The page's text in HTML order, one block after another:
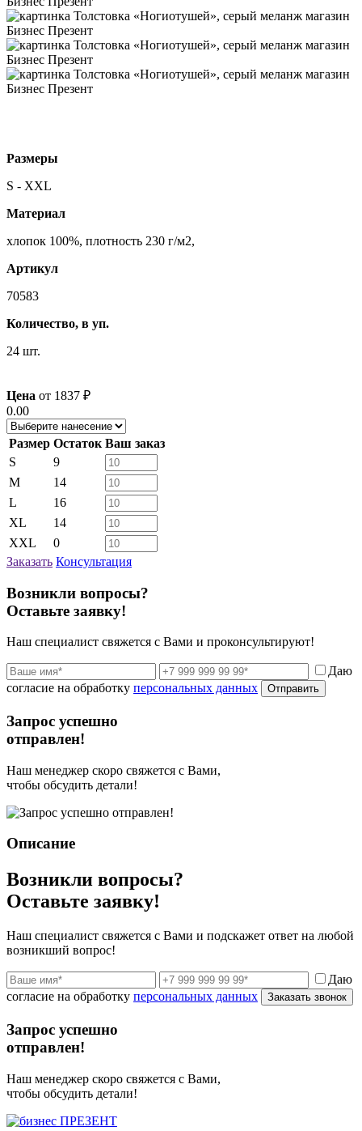
Размеры
S - XXL
Материал
хлопок 100%, плотность 230 г/м2,
Артикул
70583
Количество, в уп.
24 шт.
Цена от 1837 ₽
0.00
Размер Остаток Ваш заказ
S
9
M
14
L
16
XL
14
XXL
0
Заказать Консультация
Возникли вопросы?
Оставьте заявку!
Наш специалист свяжется с Вами и проконсультируют!
Даю
согласие на обработку персональных данных Отправить
Запрос успешно
отправлен!
Наш менеджер скоро свяжется с Вами,
чтобы обсудить детали!
Описание
Возникли вопросы?
Оставьте заявку!
Наш специалист свяжется с Вами и подскажет ответ на любой
возникший вопрос!
Даю
согласие на обработку персональных данных Заказать звонок
Запрос успешно
отправлен!
Наш менеджер скоро свяжется с Вами,
чтобы обсудить детали!